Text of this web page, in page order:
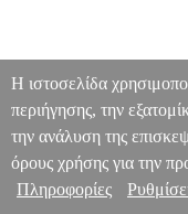
Η ιστοσελίδα
περιήγησης, την
την ανάλυση της
όρους χρήσης για την
Πληροφορίες